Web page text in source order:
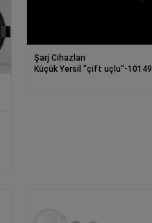
Şarj Cihazları
Küçük Yersil "çift uçlu"-10149